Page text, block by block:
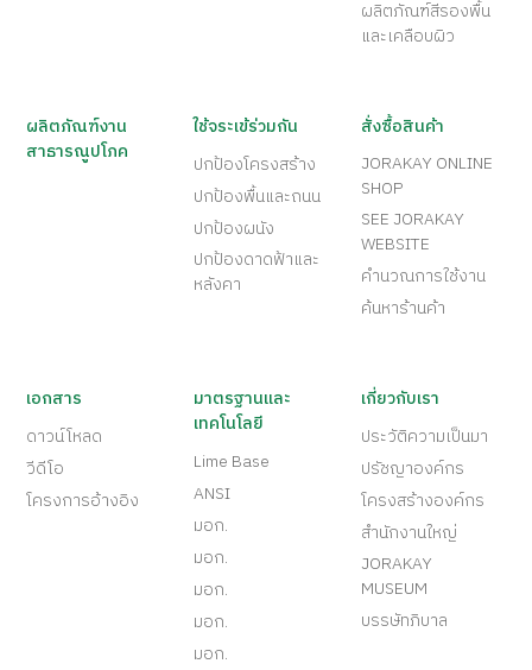
ผลิตภัณฑ์สีรองพื้น
และเคลือบผิว
ผลิตภัณฑ์งาน
สาธารณูปโภค
ใช้จระเข้ร่วมกัน
ปกป้องโครงสร้าง
ปกป้องพื้นและถนน
ปกป้องผนัง
ปกป้องดาดฟ้าและ
หลังคา
สั่งซื้อสินค้า
JORAKAY ONLINE
SHOP
SEE JORAKAY
WEBSITE
คำนวณการใช้งาน
ค้นหาร้านค้า
เอกสาร
ดาวน์โหลด
วีดีโอ
โครงการอ้างอิง
มาตรฐานและ
เทคโนโลยี
Lime Base
ANSI
มอก.
มอก.
มอก.
มอก.
มอก.
เกี่ยวกับเรา
ประวัติความเป็นมา
ปรัชญาองค์กร
โครงสร้างองค์กร
สำนักงานใหญ่
JORAKAY
MUSEUM
บรรษัทภิบาล